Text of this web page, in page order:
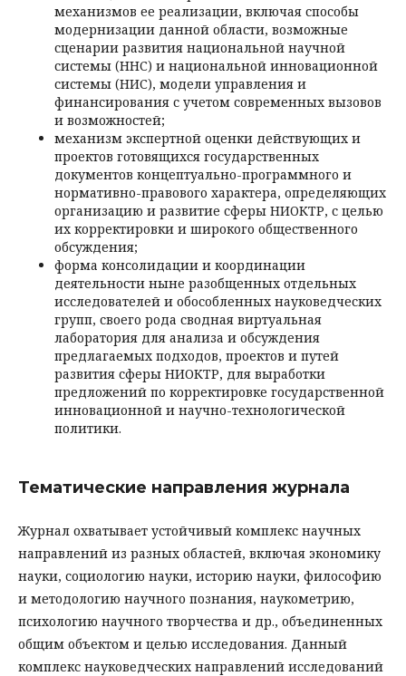
механизмов ее реализации, включая способы
модернизации данной области, возможные
сценарии развития национальной научной
системы (ННС) и национальной инновационной
системы (НИС), модели управления и
финансирования с учетом современных вызовов
и возможностей;
механизм экспертной оценки действующих и
проектов готовящихся государственных
документов концептуально-программного и
нормативно-правового характера, определяющих
организацию и развитие сферы НИОКТР, с целью
их корректировки и широкого общественного
обсуждения;
форма консолидации и координации
деятельности ныне разобщенных отдельных
исследователей и обособленных науковедческих
групп, своего рода сводная виртуальная
лаборатория для анализа и обсуждения
предлагаемых подходов, проектов и путей
развития сферы НИОКТР, для выработки
предложений по корректировке государственной
инновационной и научно-технологической
политики.
Тематические направления журнала
Журнал охватывает устойчивый комплекс научных
направлений из разных областей, включая экономику
науки, социологию науки, историю науки, философию
и методологию научного познания, наукометрию,
психологию научного творчества и др., объединенных
общим объектом и целью исследования. Данный
комплекс науковедческих направлений исследований